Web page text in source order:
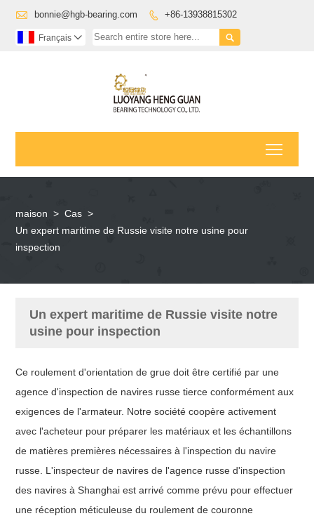
 bonnie@hgb-bearing.com  +86-13938815302

Français 
maison > Cas >
Un expert maritime de Russie visite notre usine pour
inspection
Un expert maritime de Russie visite notre
usine pour inspection
Ce roulement d'orientation de grue doit être certifié par une
agence d'inspection de navires russe tierce conformément aux
exigences de l'armateur. Notre société coopère activement
avec l'acheteur pour préparer les matériaux et les échantillons
de matières premières nécessaires à l'inspection du navire
russe. L'inspecteur de navires de l'agence russe d'inspection
des navires à Shanghai est arrivé comme prévu pour effectuer
une réception méticuleuse du roulement de couronne